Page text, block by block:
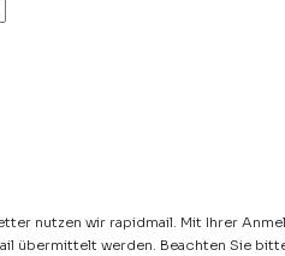
nutzen wir rapidmail. Mit Ihrer
übermittelt werden. Beachten Sie